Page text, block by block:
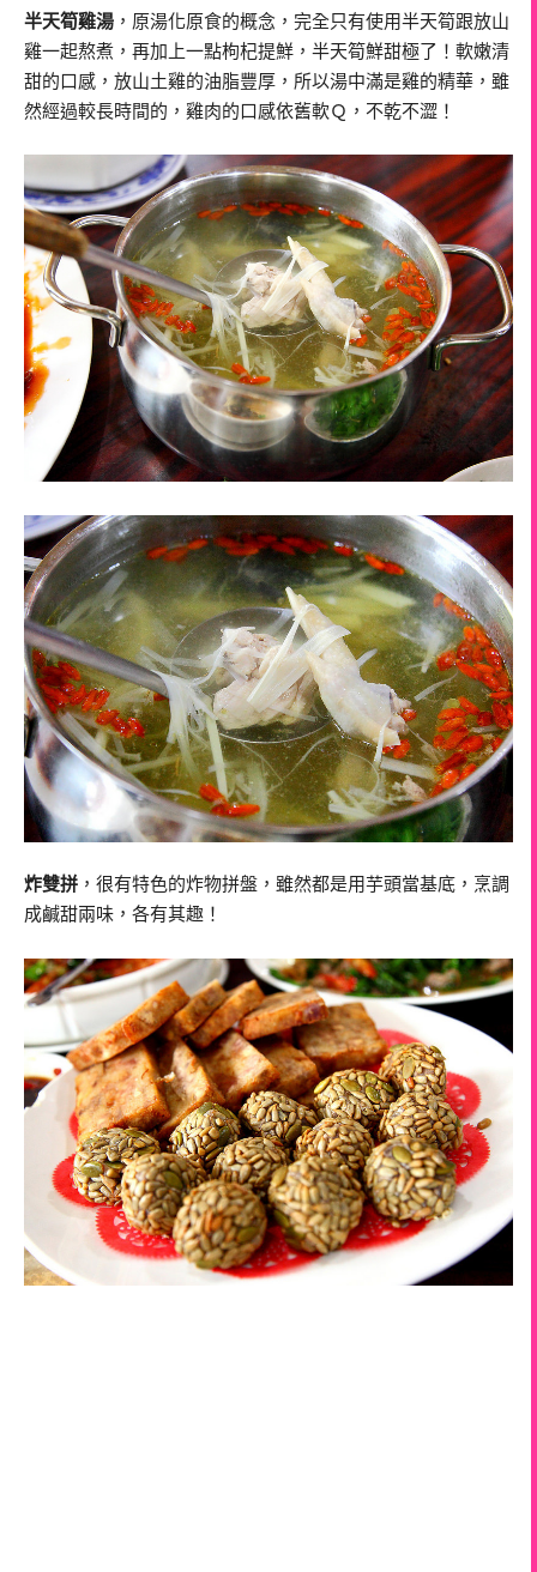
半天筍雞湯 ，原湯化原食的概念，完全只有使用半天筍跟放山
雞一起熬煮，再加上一點枸杞提鮮，半天筍鮮甜極了！軟嫩清
甜的口感，放山土雞的油脂豐厚，所以湯中滿是雞的精華，雖
然經過較長時間的，雞肉的口感依舊軟Ｑ，不乾不澀！
炸雙拼 ，很有特色的炸物拼盤，雖然都是用芋頭當基底，烹調
成鹹甜兩味，各有其趣！